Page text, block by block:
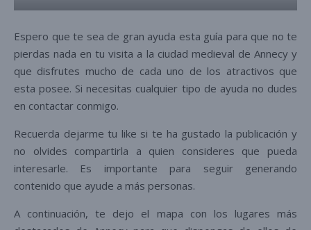
Espero que te sea de gran ayuda esta guía para que no te
pierdas nada en tu visita a la ciudad medieval de Annecy y
que disfrutes mucho de cada uno de los atractivos que
esta posee. Si necesitas cualquier tipo de ayuda no dudes
en contactar conmigo.
Recuerda dejarme tu like si te ha gustado la publicación y
no olvides compartirla a quien consideres que pueda
interesarle. Es importante para seguir generando
contenido que ayude a más personas.
A continuación, te dejo el mapa con los lugares más